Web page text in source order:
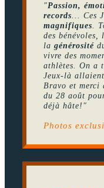
"Passion,
records ... Ces
magnifiques .
des
lagénérosité
vivre des
athlètes. On a
Jeux-là
Bravo et merci
du 28 août
déjà hâte!"
Photos